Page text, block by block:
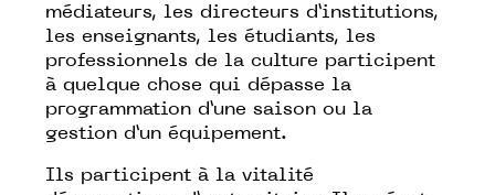
médiateurs, les directeurs d’institutions,
les enseignants, les étudiants, les
professionnels de la culture participent
à quelque chose qui dépasse la
programmation d’une saison ou la
gestion d’un équipement.
Ils participent à la vitalité